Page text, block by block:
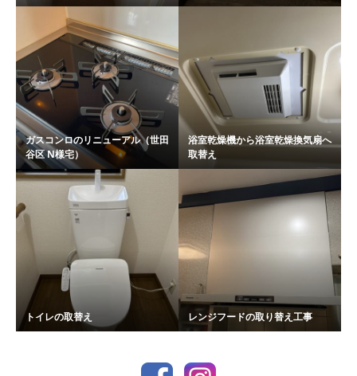
ガスコンロのリニューアル（世田
谷区 N様宅）
浴室乾燥機から浴室乾燥換気扇へ
取替え
トイレの取替え レンジフードの取り替え工事